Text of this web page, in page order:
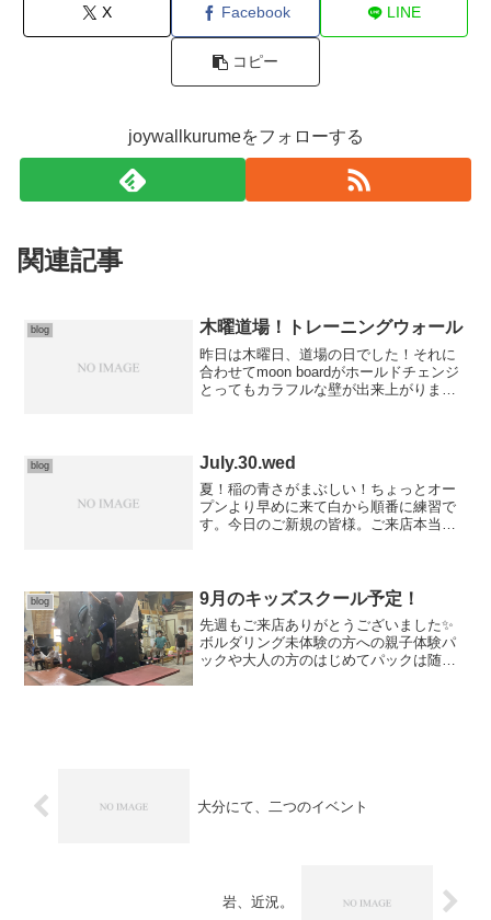
X Facebook LINE
コピー
joywallkurumeをフォローする
関連記事
blog 木曜道場！トレーニングウォール
昨日は木曜日、道場の日でした！それに
合わせてmoon boardがホールドチェンジ
とってもカラフルな壁が出来上がりまし
でト...
blog July.30.wed
夏！稲の青さがまぶしい！ちょっとオー
プンより早めに来て白から順番に練習で
す。今日のご新規の皆様。ご来店本当に
も、JOYWALL...
blog 9月のキッズスクール予定！
先週もご来店ありがとうございました✨
ボルダリング未体験の方への親子体験パ
ックや大人の方のはじめてパックは随時
大分にて、二つのイベント
岩、近況。